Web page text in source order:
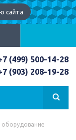
сайта
(499) 500-14-28
(903) 208-19-28